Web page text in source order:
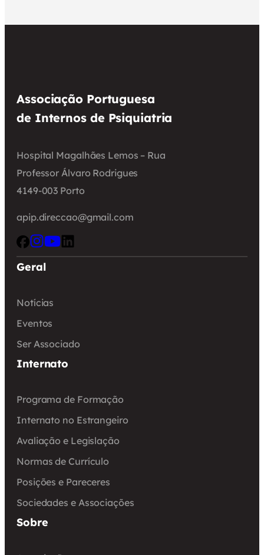
Associação Portuguesa
de Internos de Psiquiatria
Hospital Magalhães Lemos – Rua
Professor Álvaro Rodrigues
4149-003 Porto
apip.direccao@gmail.com
Geral
Notícias
Eventos
Ser Associado
Internato
Programa de Formação
Internato no Estrangeiro
Avaliação e Legislação
Normas de Currículo
Posições e Pareceres
Sociedades e Associações
Sobre